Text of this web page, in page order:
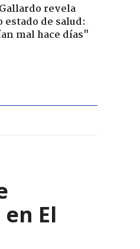
revela
estado de salud:
mal hace días"
El